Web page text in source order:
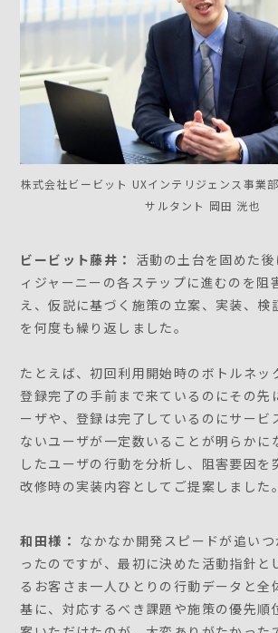
株式会社ビービット UXインテリジェンス事業
サルタント 岡田 洸也
ビービット藤井： 活動の土台を固めた
ィジャーニーの各ステップに進むのを阻
え、仮説に基づく施策の立案、実装、検
を何度も繰り返しました。
たとえば、初回利用開始時のボトルネッ
登録完了の手前まで来ているのにその先
ーザや、登録は完了しているのにサービ
ないユーザが一定数いることが明らかに
したユーザの行動を分析し、阻害要因を
改修時の実装内容としてご提案しました。
和田様： なかなか開発スピードが追い
ったのですが、最初に決めた活動指針と
るお客さま一人ひとりの行動データと全
基に、対応するべき課題や施策の優先順